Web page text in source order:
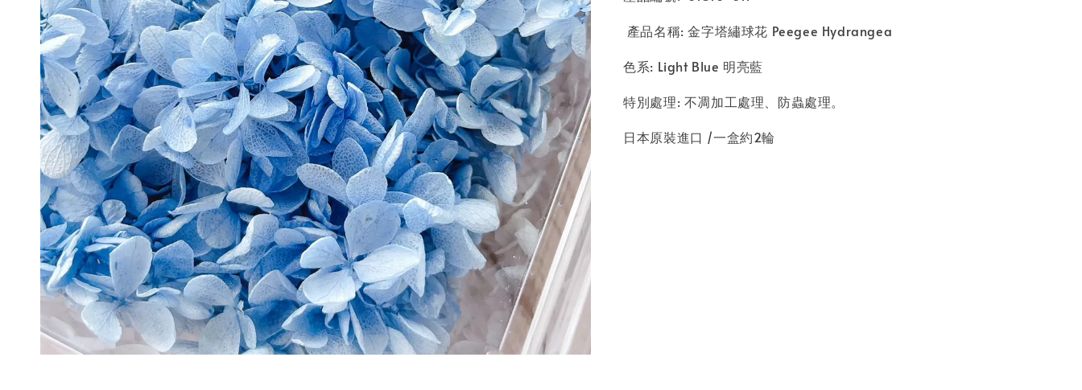
產品名稱: 金字塔繡球花 Peegee Hydrangea
色系: Light Blue 明亮藍
特別處理: 不凋加工處理、防蟲處理。
日本原裝進口 /一盒約2輪